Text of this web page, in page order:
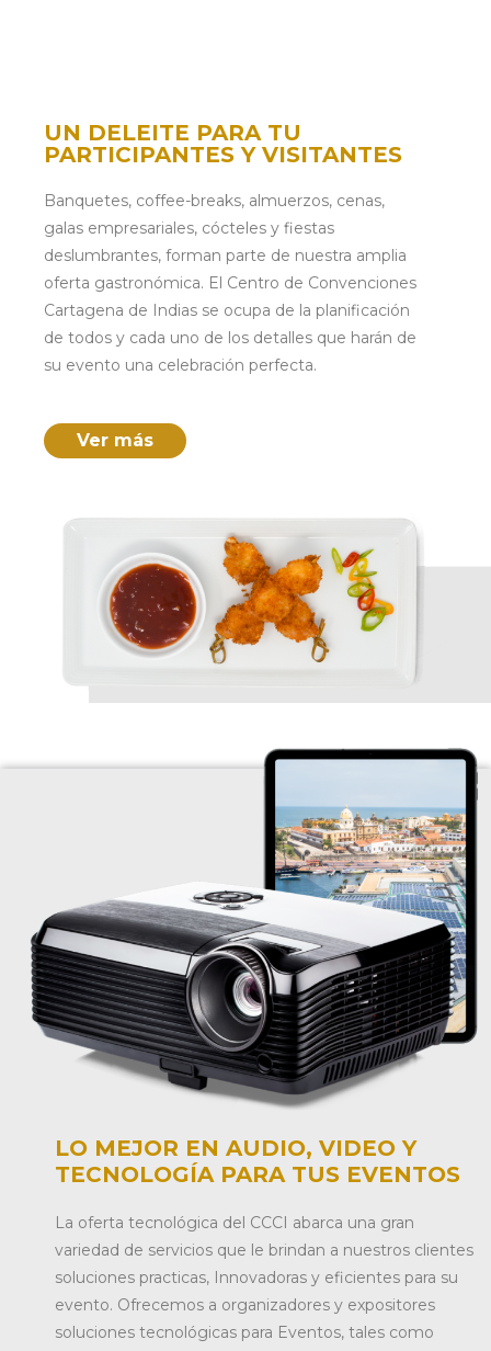
UN DELEITE PARA TU
PARTICIPANTES Y VISITANTES
Banquetes, coffee-breaks, almuerzos, cenas,
galas empresariales, cócteles y fiestas
deslumbrantes, forman parte de nuestra amplia
oferta gastronómica. El Centro de Convenciones
Cartagena de Indias se ocupa de la planificación
de todos y cada uno de los detalles que harán de
su evento una celebración perfecta.
Ver más
LO MEJOR EN AUDIO, VIDEO Y
TECNOLOGÍA PARA TUS EVENTOS
La oferta tecnológica del CCCI abarca una gran
variedad de servicios que le brindan a nuestros clientes
soluciones practicas, Innovadoras y eficientes para su
evento. Ofrecemos a organizadores y expositores
soluciones tecnológicas para Eventos, tales como